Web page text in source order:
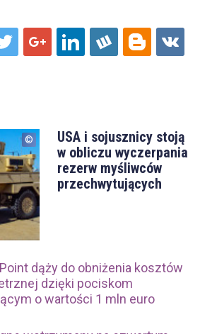
USA i sojusznicy stoją
w obliczu wyczerpania
rezerw myśliwców
przechwytujących
dąży do obniżenia kosztów
dzięki pociskom
o wartości 1 mln euro